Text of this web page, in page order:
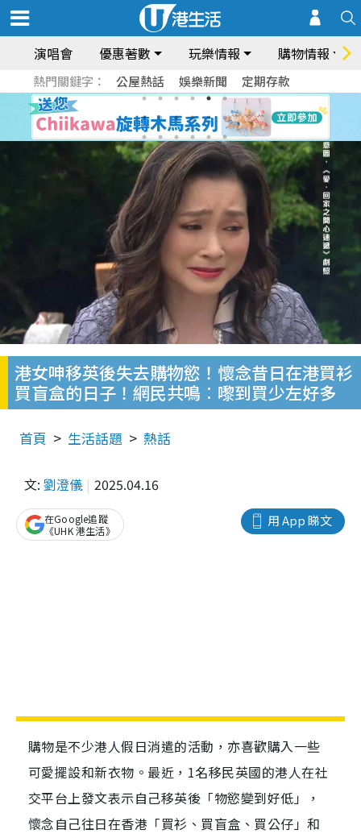
演唱會 優惠著數 玩樂情報 購物情報
熱門關鍵字： 公屋熱話 娛樂新聞 定期存款
港女呻移英後失去購物慾！懷念昔日在港買衫
買盲盒的日子！網民共鳴︰嚟到買少左好多
首頁 生活話題 熱話
文: 劉澄儀 2025.04.16
用 App 睇文
在Google追蹤
《UHK 港生活》
購物是不少港人假日消遣的活動，亦喜歡購入一些
可愛擺設和新衣物。最近，1名移民英國的港人在社
交平台上發文表示自己移英後「物慾變到好低」，
懷念自己往日在香港「買衫、買盲盒、買公仔」和